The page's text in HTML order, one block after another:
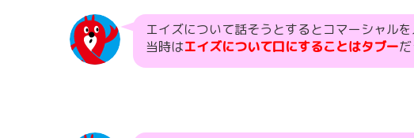
エイズについて話そうとするとコマーシャル
当時はエイズについて口にすることはタブーだ